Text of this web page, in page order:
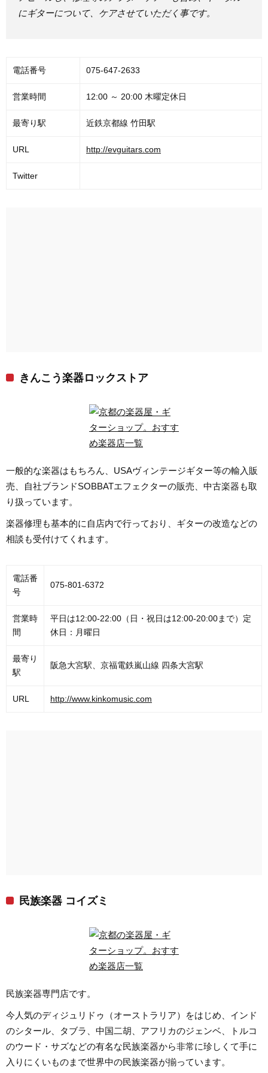
にギターについて、ケアさせていただく事です。
電話番号 075-647-2633
営業時間 12:00 ～ 20:00 木曜定休日
最寄り駅 近鉄京都線 竹田駅
URL http://evguitars.com
Twitter
きんこう楽器ロックストア
一般的な楽器はもちろん、USAヴィンテージギター等の輸入販
売、自社ブランドSOBBATエフェクターの販売、中古楽器も取
り扱っています。
楽器修理も基本的に自店内で行っており、ギターの改造などの
相談も受付けてくれます。
電話番
号
075-801-6372
営業時
間
平日は12:00-22:00（日・祝日は12:00-20:00まで）定
休日：月曜日
最寄り
駅
阪急大宮駅、京福電鉄嵐山線 四条大宮駅
URL http://www.kinkomusic.com
民族楽器 コイズミ
民族楽器専門店です。
今人気のディジュリドゥ（オーストラリア）をはじめ、インド
のシタール、タブラ、中国二胡、アフリカのジェンベ、トルコ
のウード・サズなどの有名な民族楽器から非常に珍しくて手に
入りにくいものまで世界中の民族楽器が揃っています。